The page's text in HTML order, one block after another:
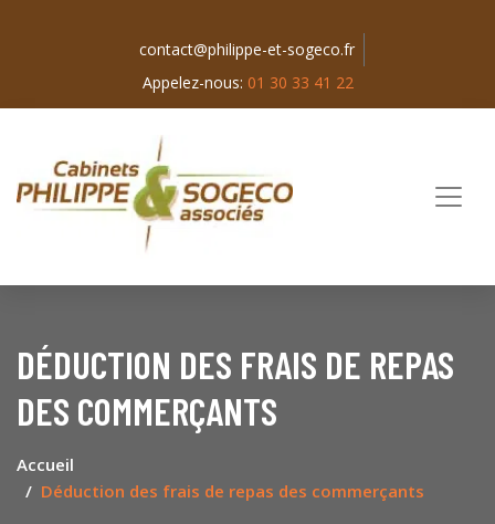
contact@philippe-et-sogeco.fr
Appelez-nous: 01 30 33 41 22
DÉDUCTION DES FRAIS DE REPAS
DES COMMERÇANTS
Accueil
Déduction des frais de repas des commerçants